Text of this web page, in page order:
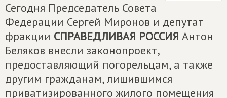
Сегодня Председатель Совета
Федерации Сергей Миронов и депутат
фракции СПРАВЕДЛИВАЯ РОССИЯ Антон
Беляков внесли законопроект,
предоставляющий погорельцам, а также
другим гражданам, лишившимся
приватизированного жилого помещения